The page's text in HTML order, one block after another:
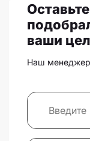
ваши
Наш менеджер